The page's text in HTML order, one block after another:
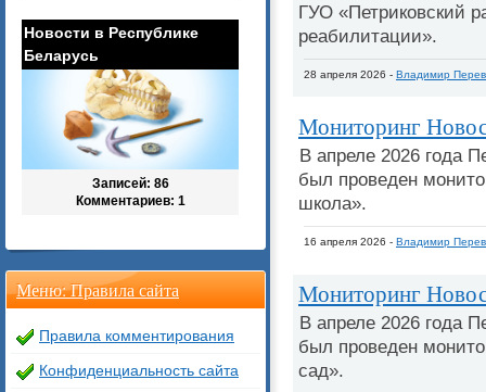
ГУО «Петриковский
реабилитации».
28 апреля 2026 - Владимир
Мониторинг
В апреле 2026 года
был проведен
школа».
16 апреля 2026 - Владимир
Мониторинг
В апреле 2026 года
был проведен
сад».
Новости в Республике
Беларусь
Записей: 86
Комментариев: 1
Меню: Правила сайта
Правила комментирования
Конфиденциальность сайта